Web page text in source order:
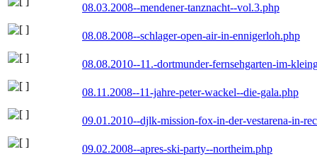
08.03.2008--mendener-tanznacht--vol.3.php
08.08.2008--schlager-open-air-in-ennigerloh.php
08.08.2010--11.-dortmunder-fernsehgarten-im-
08.11.2008--11-jahre-peter-wackel--die-gala.php
09.01.2010--djlk-mission-fox-in-der-vestarena-in-
09.02.2008--apres-ski-party--northeim.php